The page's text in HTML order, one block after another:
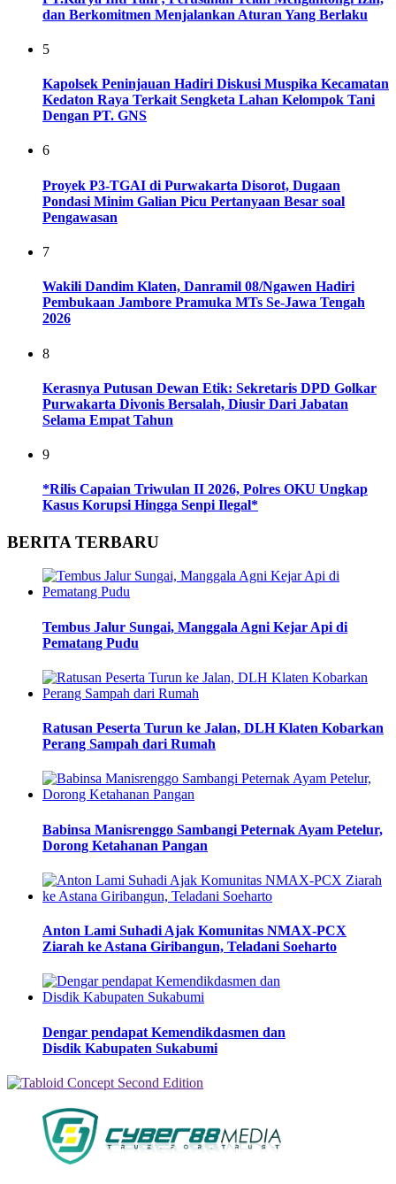
dan Berkomitmen Menjalankan Aturan Yang Berlaku
5
Kapolsek Peninjauan Hadiri Diskusi Muspika Kecamatan
Kedaton Raya Terkait Sengketa Lahan Kelompok Tani
Dengan PT. GNS
6
Proyek P3-TGAI di Purwakarta Disorot, Dugaan
Pondasi Minim Galian Picu Pertanyaan Besar soal
Pengawasan
7
Wakili Dandim Klaten, Danramil 08/Ngawen Hadiri
Pembukaan Jambore Pramuka MTs Se-Jawa Tengah
2026
8
Kerasnya Putusan Dewan Etik: Sekretaris DPD Golkar
Purwakarta Divonis Bersalah, Diusir Dari Jabatan
Selama Empat Tahun
9
*Rilis Capaian Triwulan II 2026, Polres OKU Ungkap
Kasus Korupsi Hingga Senpi Ilegal*
BERITA TERBARU
Tembus Jalur Sungai, Manggala Agni Kejar Api di
Pematang Pudu
Ratusan Peserta Turun ke Jalan, DLH Klaten Kobarkan
Perang Sampah dari Rumah
Babinsa Manisrenggo Sambangi Peternak Ayam Petelur,
Dorong Ketahanan Pangan
Anton Lami Suhadi Ajak Komunitas NMAX-PCX
Ziarah ke Astana Giribangun, Teladani Soeharto
Dengar pendapat Kemendikdasmen dan
Disdik Kabupaten Sukabumi